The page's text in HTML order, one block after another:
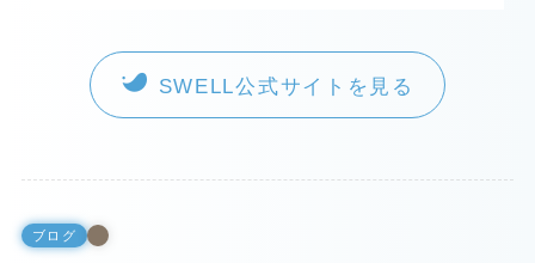
SWELL公式サイトを見る
ブログ